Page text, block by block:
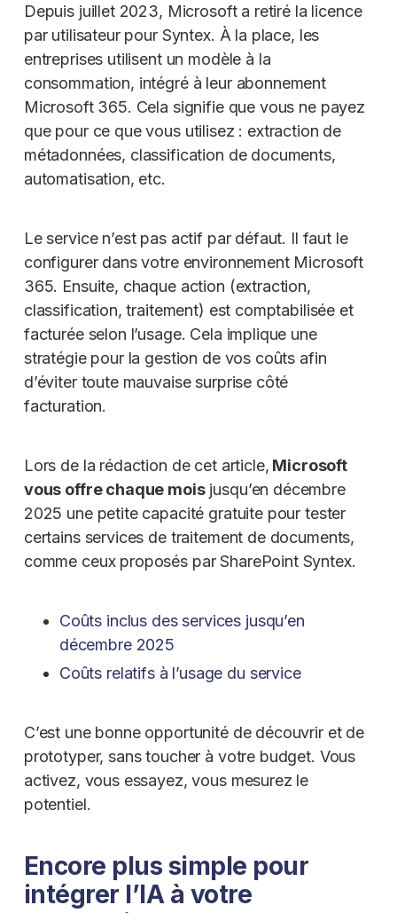
Depuis juillet 2023, Microsoft a retiré la licence
par utilisateur pour Syntex. À la place, les
entreprises utilisent un modèle à la
consommation, intégré à leur abonnement
Microsoft 365. Cela signifie que vous ne payez
que pour ce que vous utilisez : extraction de
métadonnées, classification de documents,
automatisation, etc.
Le service n’est pas actif par défaut. Il faut le
configurer dans votre environnement Microsoft
365. Ensuite, chaque action (extraction,
classification, traitement) est comptabilisée et
facturée selon l’usage. Cela implique une
stratégie pour la gestion de vos coûts afin
d’éviter toute mauvaise surprise côté
facturation.
Lors de la rédaction de cet article, Microsoft
vous offre chaque moisjusqu’en décembre
2025 une petite capacité gratuite pour tester
certains services de traitement de documents,
comme ceux proposés par SharePoint Syntex.
Coûts inclus des services jusqu’en
décembre 2025
Coûts relatifs à l’usage du service
C’est une bonne opportunité de découvrir et de
prototyper, sans toucher à votre budget. Vous
activez, vous essayez, vous mesurez le
potentiel.
Encore plus simple pour
intégrer l’IA à votre